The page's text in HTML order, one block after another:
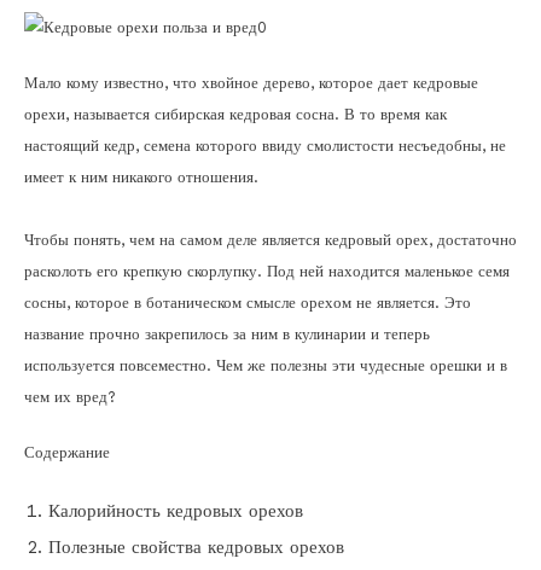
Мало кому известно, что хвойное дерево, которое дает кедровые
орехи, называется сибирская кедровая сосна. В то время как
настоящий кедр, семена которого ввиду смолистости несъедобны, не
имеет к ним никакого отношения.
Чтобы понять, чем на самом деле является кедровый орех, достаточно
расколоть его крепкую скорлупку. Под ней находится маленькое семя
сосны, которое в ботаническом смысле орехом не является. Это
название прочно закрепилось за ним в кулинарии и теперь
используется повсеместно. Чем же полезны эти чудесные орешки и в
чем их вред?
Содержание
Калорийность кедровых орехов
Полезные свойства кедровых орехов